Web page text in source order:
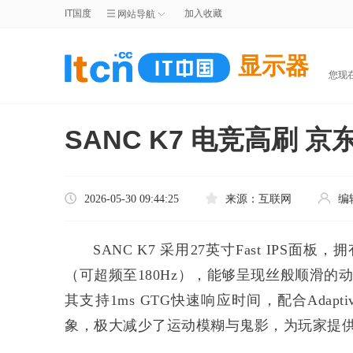
IT国度 网站导航 加入收藏
显示器 您现
SANC K7 电竞高刷 京
2026-05-30 09:44:25 来源： 互联网 编
SANC K7 采用27英寸Fast IPS面板，
（可超频至180Hz），能够呈现丝般顺滑的
其支持1ms GTG快速响应时间，配合
象，极大减少了运动模糊与鬼影，为玩家提